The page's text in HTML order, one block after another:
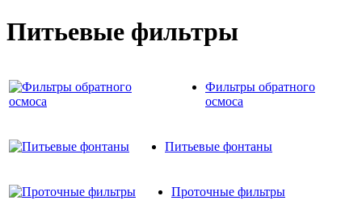
Питьевые фильтры
Фильтры обратного
осмоса
Питьевые фонтаны
Проточные фильтры